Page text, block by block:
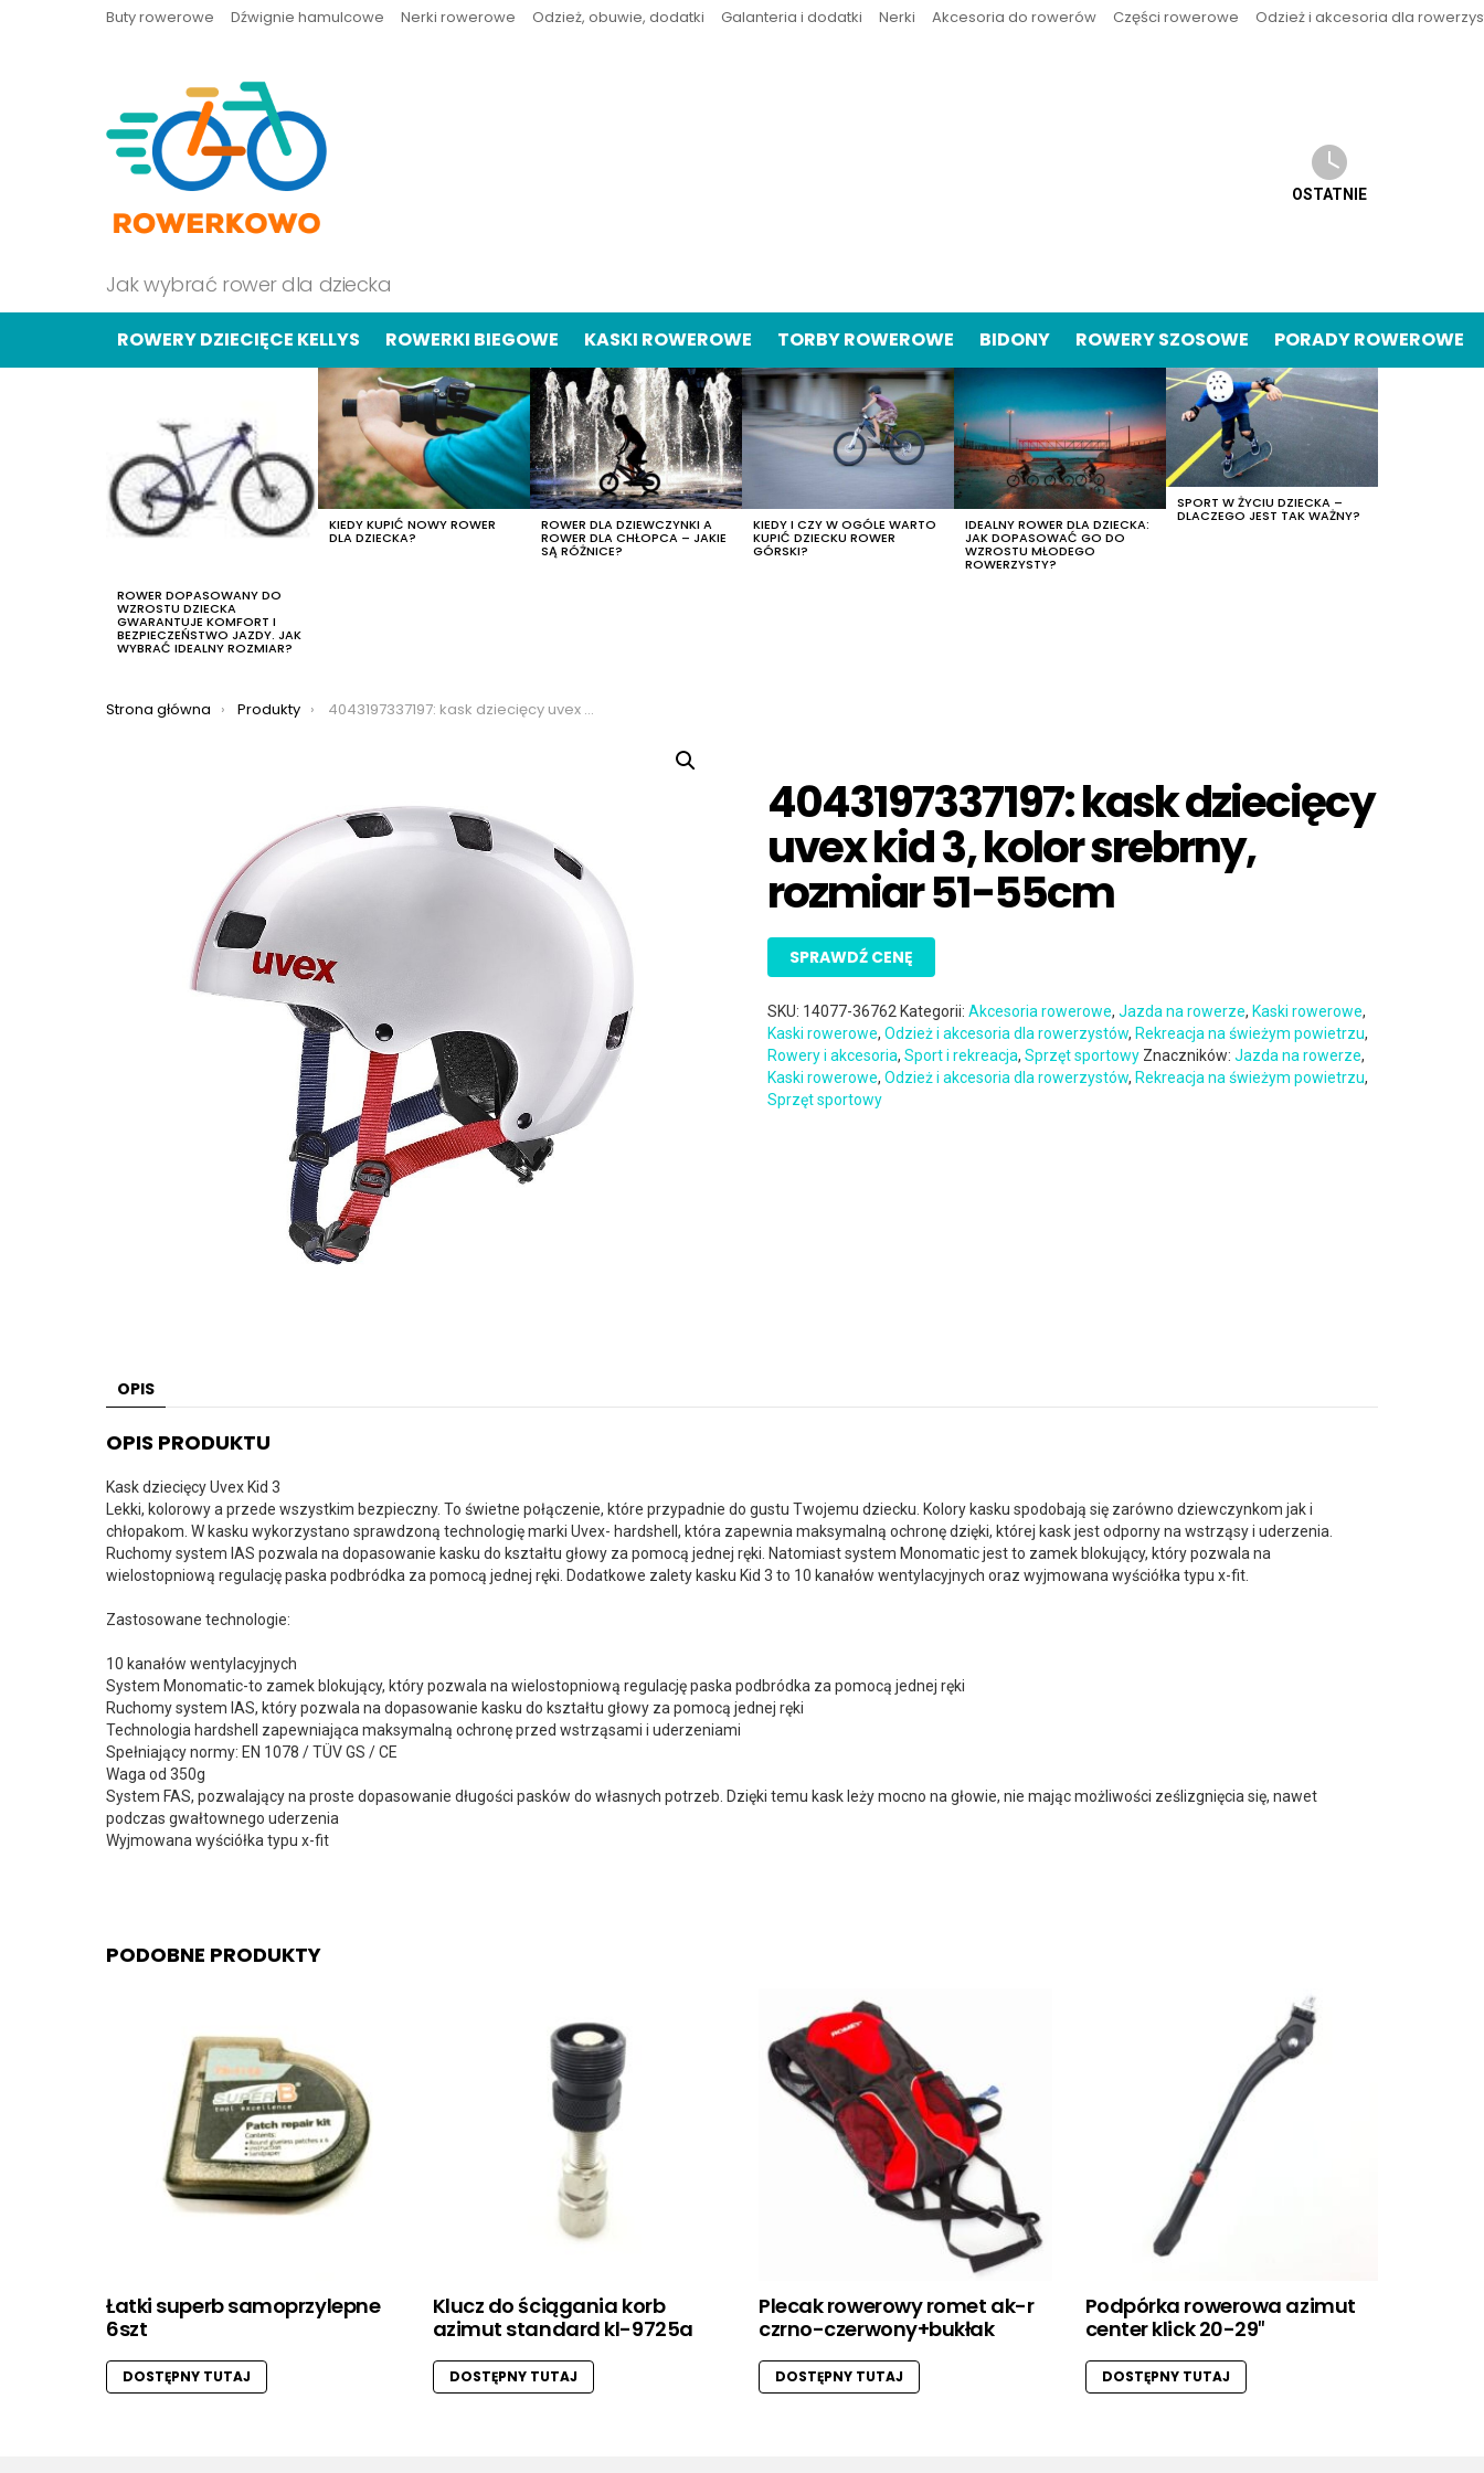
Buty rowerowe Dźwignie hamulcowe Nerki rowerowe Odzież, obuwie, dodatki Galanteria i dodatki Nerki Akcesoria do rowerów Części rowerowe Odzież i akcesoria dla
Jak wybrać rower dla dziecka
OSTATNIE
ROWERY DZIECIĘCE KELLYS ROWERKI BIEGOWE KASKI ROWEROWE TORBY ROWEROWE BIDONY ROWERY SZOSOWE PORADY ROWEROWE
ROWER DOPASOWANY DO
WZROSTU DZIECKA
GWARANTUJE KOMFORT I
BEZPIECZEŃSTWO JAZDY. JAK
WYBRAĆ IDEALNY ROZMIAR?
KIEDY KUPIĆ NOWY ROWER
DLA DZIECKA?
ROWER DLA DZIEWCZYNKI A
ROWER DLA CHŁOPCA – JAKIE
SĄ RÓŻNICE?
KIEDY I CZY W OGÓLE WARTO
KUPIĆ DZIECKU ROWER
GÓRSKI?
IDEALNY ROWER DLA DZIECKA:
JAK DOPASOWAĆ GO DO
WZROSTU MŁODEGO
ROWERZYSTY?
SPORT W ŻYCIU DZIECKA –
DLACZEGO JEST TAK WAŻNY?
Jesteś tutaj:
Strona główna Produkty 4043197337197: kask dziecięcy uvex kid 3, kolor srebrny, rozmiar 51-55cm
4043197337197: kask dziecięcy
uvex kid 3, kolor srebrny,
rozmiar 51-55cm
SPRAWDŹ CENĘ
SKU: 14077-36762 Kategorii:Akcesoria rowerowe,Jazda na rowerze, Kaski rowerowe,
Kaski rowerowe,Odzież i akcesoria dla rowerzystów, Rekreacja na świeżym powietrzu,
Rowery i akcesoria,Sport i rekreacja,Sprzęt sportowy Znaczników:Jazda na rowerze,
Kaski rowerowe,Odzież i akcesoria dla rowerzystów, Rekreacja na świeżym powietrzu,
Sprzęt sportowy
OPIS
OPIS PRODUKTU
Kask dziecięcy Uvex Kid 3
Lekki, kolorowy a przede wszystkim bezpieczny. To świetne połączenie, które przypadnie do gustu Twojemu dziecku. Kolory kasku spodobają się zarówno dziewczynkom jak i
chłopakom. W kasku wykorzystano sprawdzoną technologię marki Uvex- hardshell, która zapewnia maksymalną ochronę dzięki, której kask jest odporny na wstrząsy i uderzenia.
Ruchomy system IAS pozwala na dopasowanie kasku do kształtu głowy za pomocą jednej ręki. Natomiast system Monomatic jest to zamek blokujący, który pozwala na
wielostopniową regulację paska podbródka za pomocą jednej ręki. Dodatkowe zalety kasku Kid 3 to 10 kanałów wentylacyjnych oraz wyjmowana wyściółka typu x-fit.
Zastosowane technologie:
10 kanałów wentylacyjnych
System Monomatic-to zamek blokujący, który pozwala na wielostopniową regulację paska podbródka za pomocą jednej ręki
Ruchomy system IAS, który pozwala na dopasowanie kasku do kształtu głowy za pomocą jednej ręki
Technologia hardshell zapewniająca maksymalną ochronę przed wstrząsami i uderzeniami
Spełniający normy: EN 1078 / TÜV GS / CE
Waga od 350g
System FAS, pozwalający na proste dopasowanie długości pasków do własnych potrzeb. Dzięki temu kask leży mocno na głowie, nie mając możliwości ześlizgnięcia się, nawet
podczas gwałtownego uderzenia
Wyjmowana wyściółka typu x-fit
PODOBNE PRODUKTY
Łatki superb samoprzylepne
6szt
DOSTĘPNY TUTAJ
Klucz do ściągania korb
azimut standard kl-9725a
DOSTĘPNY TUTAJ
Plecak rowerowy romet ak-r
czrno-czerwony+bukłak
DOSTĘPNY TUTAJ
Podpórka rowerowa azimut
center klick 20-29″
DOSTĘPNY TUTAJ